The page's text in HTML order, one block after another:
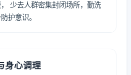
少去人群密集封闭场所，勤洗
护意识。
身心调理